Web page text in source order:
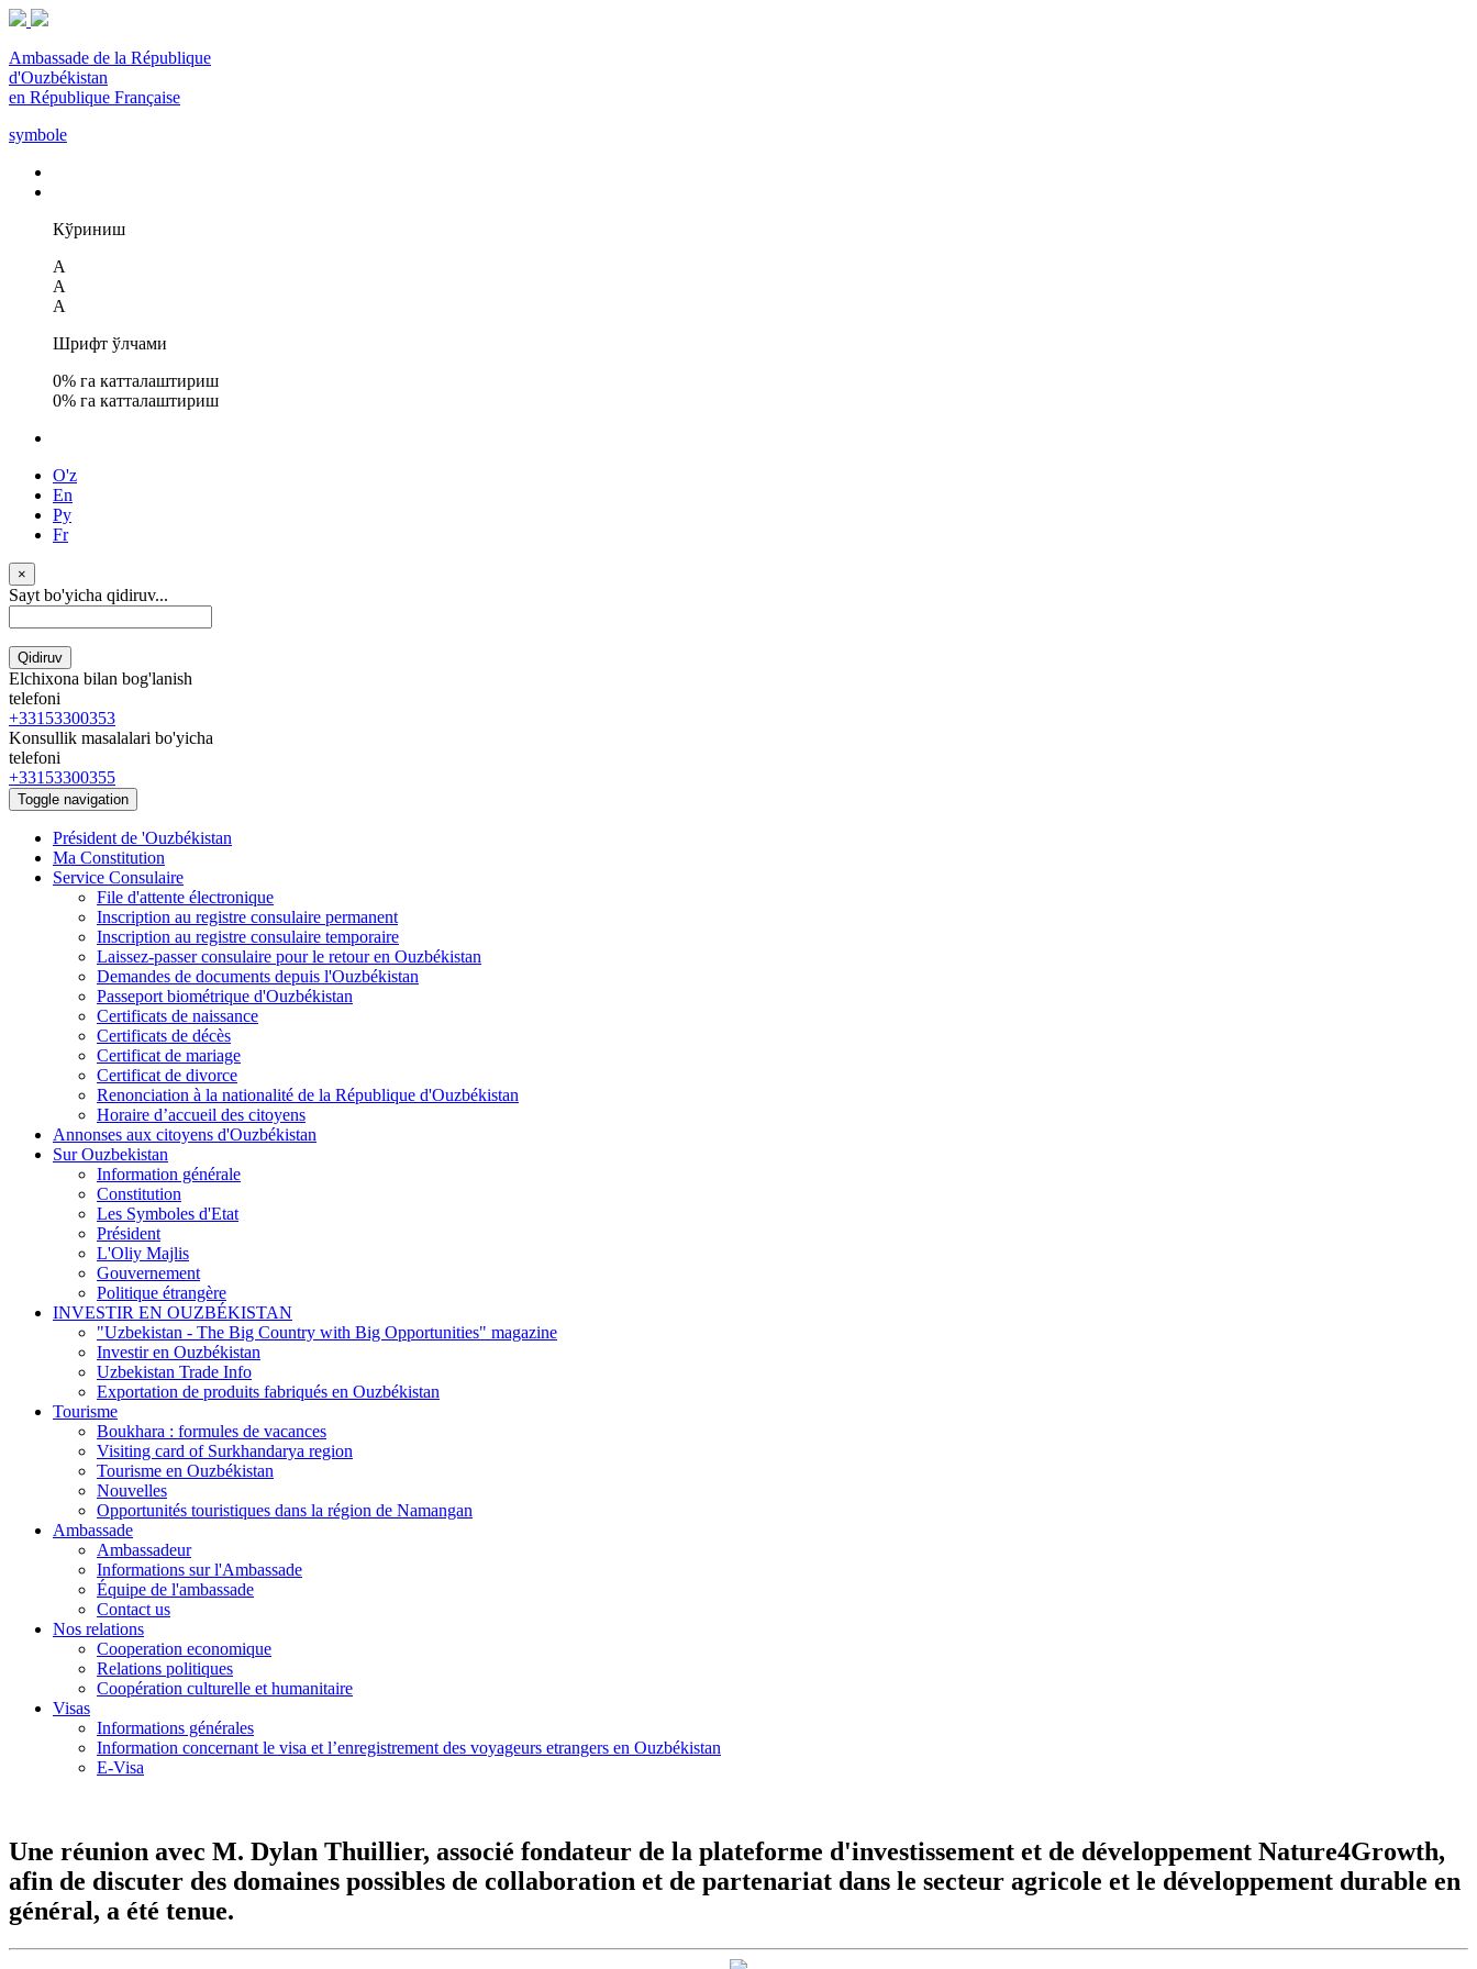
Ambassade de la République
d'Ouzbékistan
en République Française
symbole
Кўриниш
A
A
A
Шрифт ўлчами
0% га катталаштириш
0% га катталаштириш
O'z
En
Ру
Fr
×
Sayt bo'yicha qidiruv...
Qidiruv
Elchixona bilan bog'lanish
telefoni
+33153300353
Konsullik masalalari bo'yicha
telefoni
+33153300355
Toggle navigation
Président de 'Ouzbékistan
Ma Constitution
Service Consulaire
File d'attente électronique
Inscription au registre consulaire permanent
Inscription au registre consulaire temporaire
Laissez-passer consulaire pour le retour en Ouzbékistan
Demandes de documents depuis l'Ouzbékistan
Passeport biométrique d'Ouzbékistan
Certificats de naissance
Certificats de décès
Certificat de mariage
Certificat de divorce
Renonciation à la nationalité de la République d'Ouzbékistan
Horaire d’accueil des citoyens
Annonses aux citoyens d'Ouzbékistan
Sur Ouzbekistan
Information générale
Constitution
Les Symboles d'Etat
Président
L'Oliy Majlis
Gouvernement
Politique étrangère
INVESTIR EN OUZBÉKISTAN
"Uzbekistan - The Big Country with Big Opportunities" magazine
Investir en Ouzbékistan
Uzbekistan Trade Info
Exportation de produits fabriqués en Ouzbékistan
Tourisme
Boukhara : formules de vacances
Visiting card of Surkhandarya region
Tourisme en Ouzbékistan
Nouvelles
Opportunités touristiques dans la région de Namangan
Ambassade
Ambassadeur
Informations sur l'Ambassade
Équipe de l'ambassade
Contact us
Nos relations
Cooperation economique
Relations politiques
Coopération culturelle et humanitaire
Visas
Informations générales
Information concernant le visa et l’enregistrement des voyageurs etrangers en Ouzbékistan
E-Visa
Une réunion avec M. Dylan Thuillier, associé fondateur de la plateforme d'investissement et de développement Nature4Growth,
afin de discuter des domaines possibles de collaboration et de partenariat dans le secteur agricole et le développement durable en
général, a été tenue.